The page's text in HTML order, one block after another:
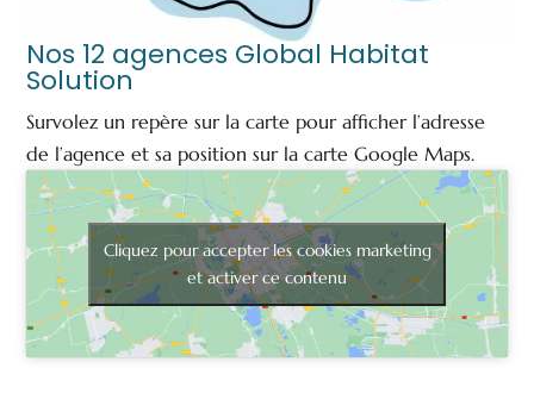
Nos 12 agences Global Habitat
Solution
Survolez un repère sur la carte pour afficher l’adresse
de l’agence et sa position sur la carte Google Maps.
Cliquez pour accepter les cookies marketing
et activer ce contenu